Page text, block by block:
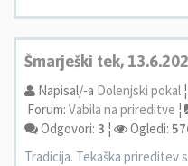
Šmarješki tek,
Napisal/-a Dolenjski pokal ¦
Forum: Vabila na prireditve ¦
Odgovori: 3 ¦ Ogledi:
Tradicija. Tekaška prireditev